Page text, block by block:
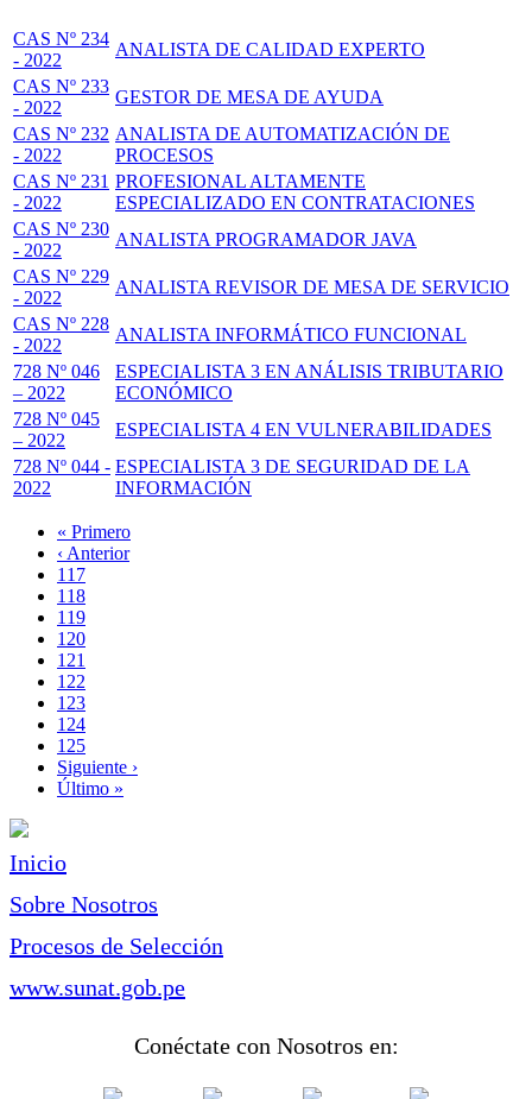
CAS Nº 234
- 2022
ANALISTA DE CALIDAD EXPERTO
CAS Nº 233
- 2022
GESTOR DE MESA DE AYUDA
CAS Nº 232
- 2022
ANALISTA DE AUTOMATIZACIÓN DE
PROCESOS
CAS Nº 231
- 2022
PROFESIONAL ALTAMENTE
ESPECIALIZADO EN CONTRATACIONES
CAS Nº 230
- 2022
ANALISTA PROGRAMADOR JAVA
CAS Nº 229
- 2022
ANALISTA REVISOR DE MESA DE SERVICIO
CAS Nº 228
- 2022
ANALISTA INFORMÁTICO FUNCIONAL
728 Nº 046
– 2022
ESPECIALISTA 3 EN ANÁLISIS TRIBUTARIO
ECONÓMICO
728 Nº 045
– 2022
ESPECIALISTA 4 EN VULNERABILIDADES
728 Nº 044 -
2022
ESPECIALISTA 3 DE SEGURIDAD DE LA
INFORMACIÓN
Paginación
Primera
página
« Primero
Página
anterior
‹ Anterior
Page
117
Page
118
Page
119
Page
120
Página
actual
121
Page
122
Page
123
Page
124
Page
125
Siguiente
página
Siguiente ›
Última
Último »
Inicio
Sobre Nosotros
Procesos de Selección
www.sunat.gob.pe
Conéctate con Nosotros en: